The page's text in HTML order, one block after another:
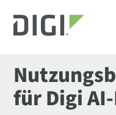
für Digi